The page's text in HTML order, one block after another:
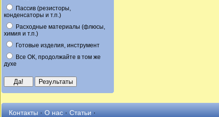
Пассив (резисторы,
конденсаторы и т.п.)
Расходные материалы (флюсы,
химия и т.п.)
Готовые изделия, инструмент
Все ОК, продолжайте в том же
духе
Контакты·О нас·Статьи·